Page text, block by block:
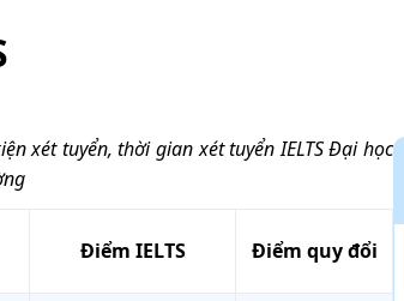
xét tuyển, thời gian xét tuyển IELTS Đại học
Điểm IELTS Điểm quy đổi